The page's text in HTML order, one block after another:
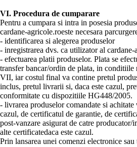
VI. Procedura de cumparare
Pentru a cumpara si intra in posesia
cardane-agricole.roeste necesara
- identificarea si alegerea produselor
- inregistrarea dvs. ca utilizator al
- efectuarea platii produselor. Plata se
transfer bancar/ordin de plata, in conditiile
VII, iar costul final va contine pretul
inclus, pretul livrarii si, daca este cazul,
conformitate cu dispozitiile HG448/2005.
- livrarea produselor comandate si achitate
cazul, de certificatul de garantie, de
post-vanzare asigurat de catre
alte certificatedaca este cazul.
Prin lansarea unei comenzi electronice